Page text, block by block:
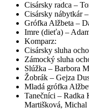
Cisársky radca –
Cisársky nábytkár
Grófka Alžbeta –
Imre (dieťa) –
Komparz:
Cisársky sluha
Zámocký sluha
Slúžka – Barbora
Žobrák – Gejza
Mladá grófka
Tanečníci – Radka
Martišková, Michal